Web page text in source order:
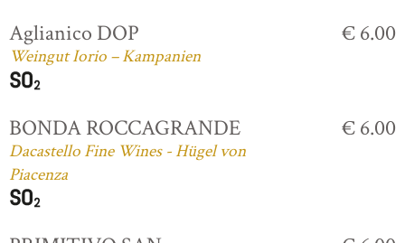
Aglianico DOP
Weingut Iorio – Kampanien
€ 6.00
BONDA ROCCAGRANDE
Dacastello Fine Wines - Hügel von
Piacenza
€ 6.00